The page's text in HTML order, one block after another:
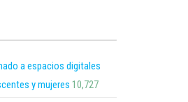
a espacios digitales
y mujeres 10,727